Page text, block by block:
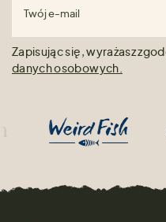
Twój e-mail
Zapisując się, wyrażasz
danych osobowych.